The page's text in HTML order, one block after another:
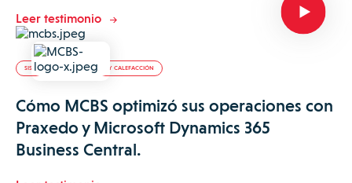
Leer testimonio
SISTEMAS DE CLIMATIZACIÓN Y CALEFACCIÓN
Cómo MCBS optimizó sus operaciones con
Praxedo y Microsoft Dynamics 365
Business Central.